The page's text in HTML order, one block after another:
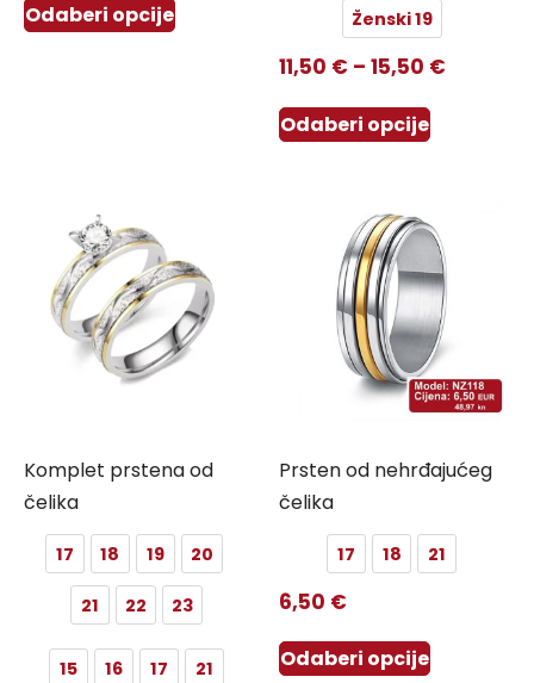
Odaberi opcije Ženski 19
11,50 € – 15,50 €
Odaberi opcije
Komplet prstena od
čelika
17 18 19 20
21 22 23
15 16 17 21
Prsten od nehrđajućeg
čelika
17 18 21
6,50 €
Odaberi opcije